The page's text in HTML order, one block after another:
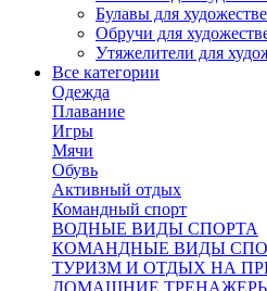
Булавы для
Обручи для
Утяжелители для
Все категории
Одежда
Плавание
Игры
Мячи
Обувь
Активный отдых
Командный спорт
ВОДНЫЕ ВИДЫ СПОРТА
КОМАНДНЫЕ ВИДЫ
ТУРИЗМ И ОТДЫХ НА
ДОМАШНИЕ